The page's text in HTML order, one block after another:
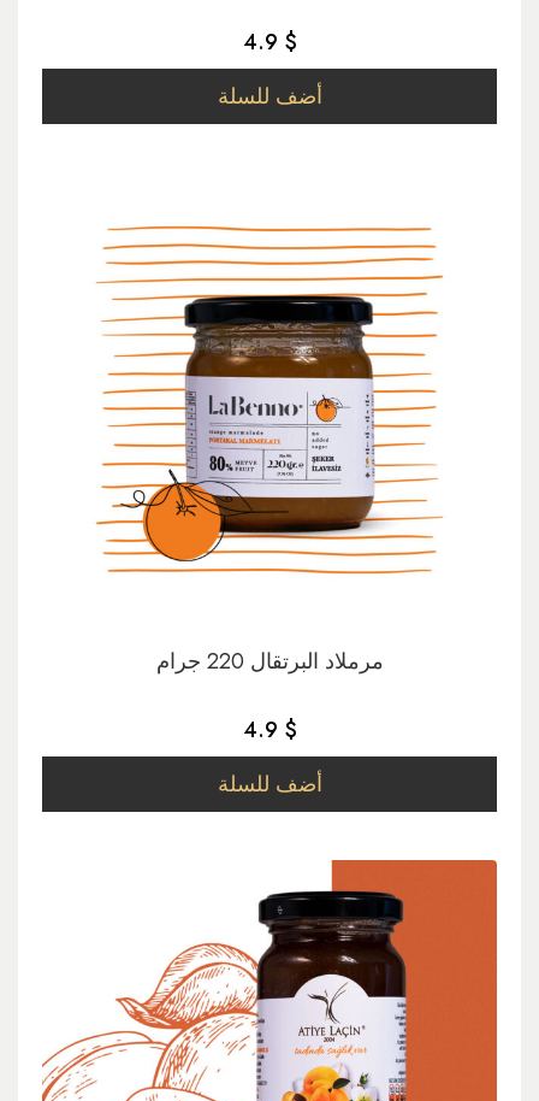
4.9 $
أضف للسلة
مرملاد البرتقال 220 جرام
4.9 $
أضف للسلة